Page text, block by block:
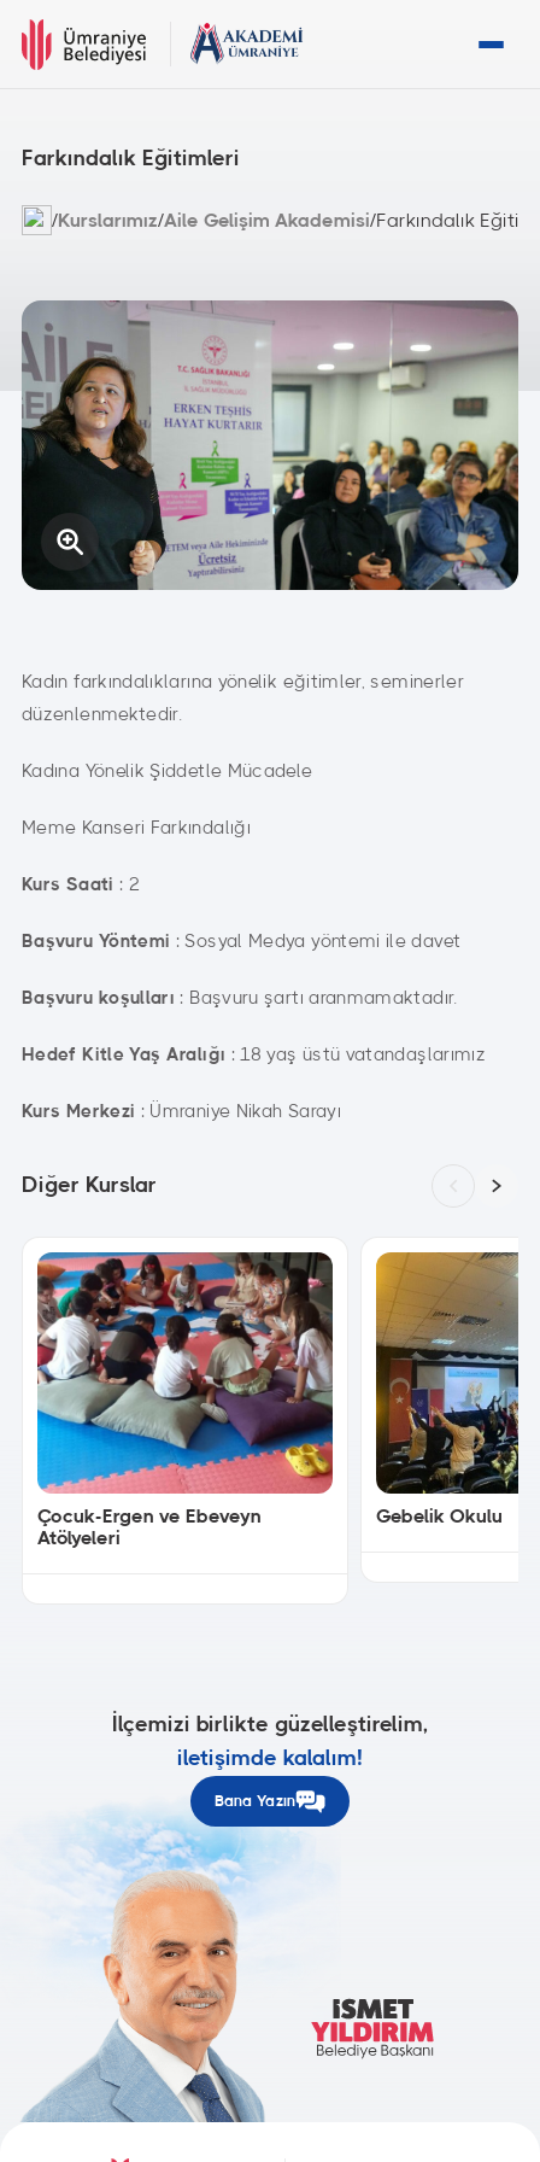
Farkındalık Eğitimleri
/Kurslarımız/Aile Gelişim Akademisi/Farkındalık
Kadın farkındalıklarına yönelik eğitimler, seminerler
düzenlenmektedir.
Kadına Yönelik Şiddetle Mücadele
Meme Kanseri Farkındalığı
Kurs Saati : 2
Başvuru Yöntemi : Sosyal Medya yöntemi ile davet
Başvuru koşulları : Başvuru şartı aranmamaktadır.
Hedef Kitle Yaş Aralığı : 18 yaş üstü vatandaşlarımız
Kurs Merkezi : Ümraniye Nikah Sarayı
Diğer Kurslar
Çocuk-Ergen ve Ebeveyn
Atölyeleri
Gebelik Okulu
İlçemizi birlikte güzelleştirelim,
iletişimde kalalım!
Bana Yazın